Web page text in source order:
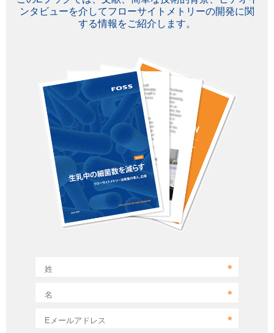
ンタビューを介してフローサイトメトリーの開発に関
する情報をご紹介します。
姓
名
Eメールアドレス